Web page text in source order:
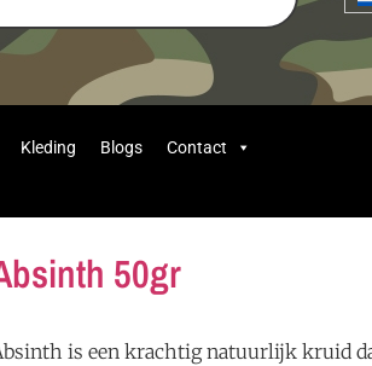
Kleding Blogs Contact
50gr
is een krachtig natuurlijk kruid